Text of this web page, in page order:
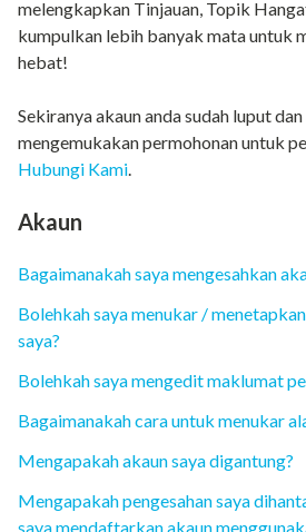
melengkapkan Tinjauan, Topik
kumpulkan lebih banyak mata untuk
hebat!
Sekiranya akaun anda sudah luput
mengemukakan permohonan untuk
Hubungi Kami.
Akaun
Bagaimanakah saya mengesahkan
Bolehkah saya menukar /
saya?
Bolehkah saya mengedit maklumat
Bagaimanakah cara untuk menukar
Mengapakah akaun saya digantung?
Mengapakah pengesahan saya
saya mendaftarkan akaun